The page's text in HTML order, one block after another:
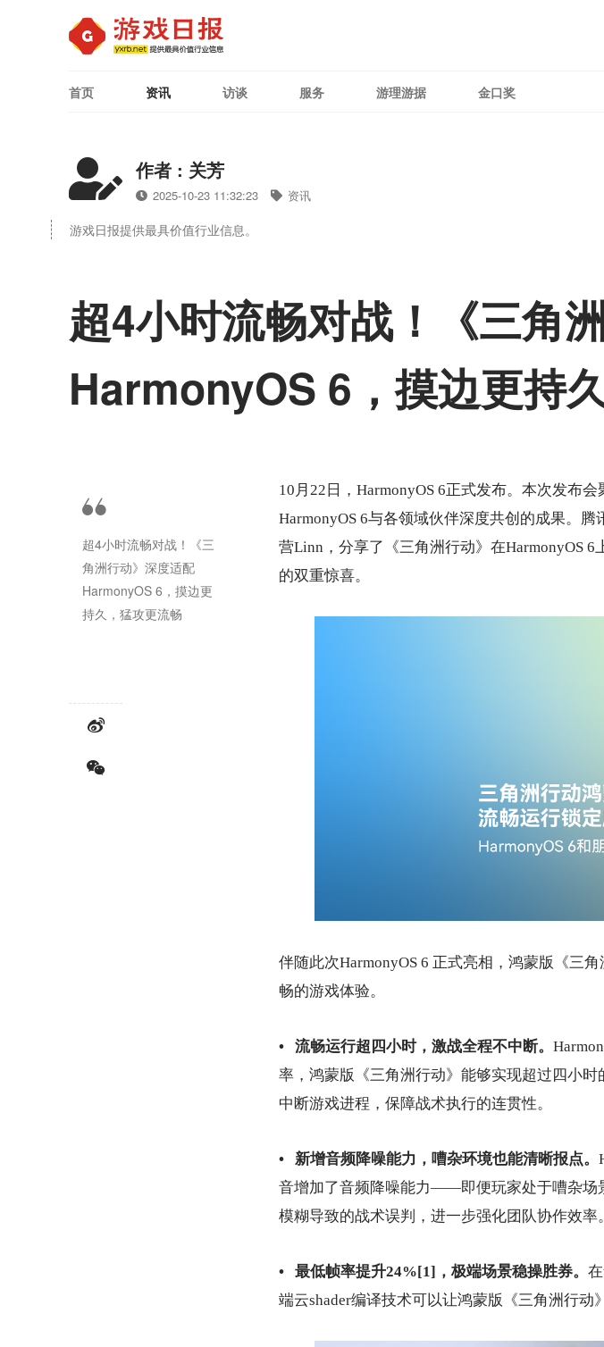
首页 资讯 访谈 服务 游理游据 金口奖
作者 : 关芳
2025-10-23 11:32:23 资讯
游戏日报提供最具价值行业信息。
超4小时流畅对战！《三角
HarmonyOS 6，摸边更持
超4小时流畅对战！《三
角洲行动》深度适配
HarmonyOS 6，摸边更
持久，猛攻更流畅
10月22日，HarmonyOS 6正式发布。本次发布
HarmonyOS 6与各领域伙伴深度共创的成果。
营Linn，分享了《三角洲行动》在HarmonyOS
的双重惊喜。
伴随此次HarmonyOS 6 正式亮相，鸿蒙版《三
畅的游戏体验。
• 流畅运行超四小时，激战全程不中断。
率，鸿蒙版《三角洲行动》能够实现超过四小
中断游戏进程，保障战术执行的连贯性。
• 新增音频降噪能力，嘈杂环境也能清晰报点。
音增加了音频降噪能力——即便玩家处于嘈杂场
模糊导致的战术误判，进一步强化团队协作效率。
• 最低帧率提升24%[1]，极端场景稳操胜券。
端云shader编译技术可以让鸿蒙版《三角洲行动